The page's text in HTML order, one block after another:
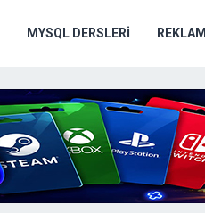
MYSQL DERSLERI REKLAM